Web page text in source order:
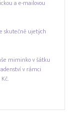
a e-mailovou
skutečně ujetých
miminko v šátku
v rámci